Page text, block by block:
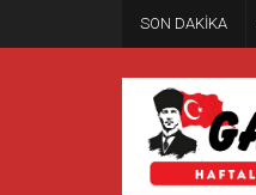
SON DAKİKA